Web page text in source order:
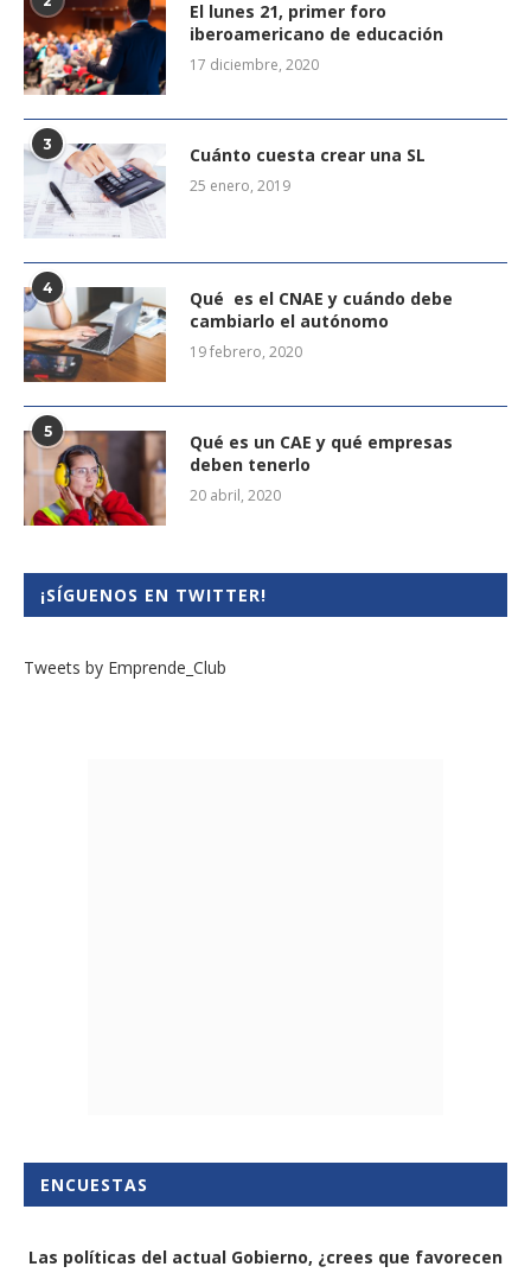
El lunes 21, primer foro
iberoamericano de educación
17 diciembre, 2020
3 Cuánto cuesta crear una SL
25 enero, 2019
4
Qué es el CNAE y cuándo debe
cambiarlo el autónomo
19 febrero, 2020
5
Qué es un CAE y qué empresas
deben tenerlo
20 abril, 2020
¡SÍGUENOS EN TWITTER!
Tweets by Emprende_Club
ENCUESTAS
Las políticas del actual Gobierno, ¿crees que favorecen